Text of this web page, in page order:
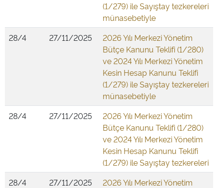
(1/279) ile Sayıştay tezkereleri
münasebetiyle
28/4
27/11/2025
2026 Yılı Merkezi Yönetim
Bütçe Kanunu Teklifi (1/280)
ve 2024 Yılı Merkezi Yönetim
Kesin Hesap Kanunu Teklifi
(1/279) ile Sayıştay tezkereleri
münasebetiyle
28/4
27/11/2025
2026 Yılı Merkezi Yönetim
Bütçe Kanunu Teklifi (1/280)
ve 2024 Yılı Merkezi Yönetim
Kesin Hesap Kanunu Teklifi
(1/279) ile Sayıştay tezkereleri
28/4
27/11/2025
2026 Yılı Merkezi Yönetim